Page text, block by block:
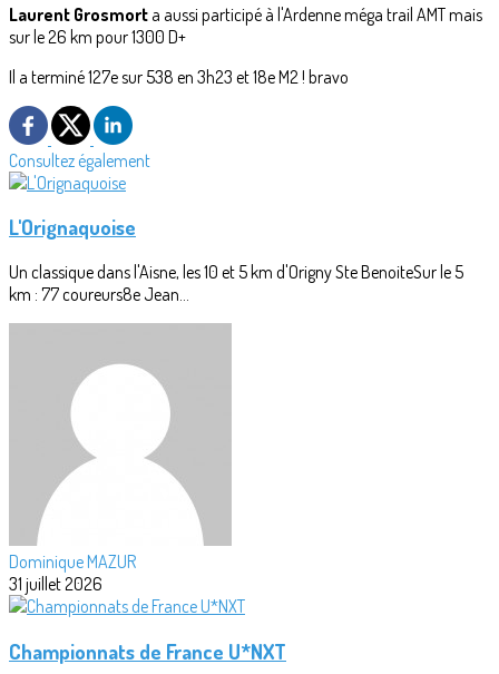
Laurent Grosmort a aussi participé à l'Ardenne méga trail AMT mais
sur le 26 km pour 1300 D+
Il a terminé 127e sur 538 en 3h23 et 18e M2 ! bravo
Consultez également
L'Orignaquoise
Un classique dans l'Aisne, les 10 et 5 km d'Origny Ste BenoiteSur le 5
km : 77 coureurs8e Jean...
Dominique MAZUR
31 juillet 2026
Championnats de France U*NXT